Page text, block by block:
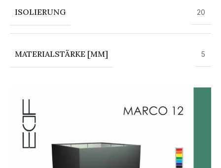
ISOLIERUNG 20
MATERIALSTÄRKE [MM] 5